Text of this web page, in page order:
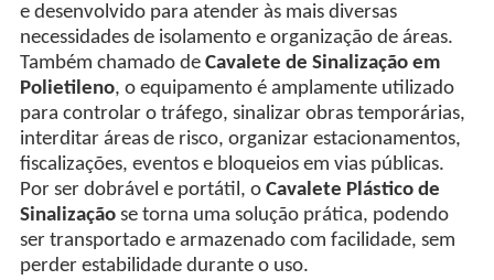
e desenvolvido para atender às mais diversas
necessidades de isolamento e organização de áreas.
Também chamado de Cavalete de Sinalização em
Polietileno, o equipamento é amplamente utilizado
para controlar o tráfego, sinalizar obras temporárias,
interditar áreas de risco, organizar estacionamentos,
fiscalizações, eventos e bloqueios em vias públicas.
Por ser dobrável e portátil, o Cavalete Plástico de
Sinalizaçãose torna uma solução prática, podendo
ser transportado e armazenado com facilidade, sem
perder estabilidade durante o uso.